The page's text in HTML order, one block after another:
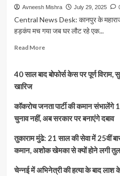
Avneesh Mishra July 29, 2025
Central News Desk: कानपुर के
हड़कंप मच गया जब घर लौट रहे एक...
Read MoreRead
कानपुर
लूट:
व्यापारी
मारपीट
कर
उड़े
40 साल बाद बोफोर्स केस पर पूर्ण विराम,
खारिज
कॉकरोच जनता पार्टी की कमान
चुनाव नहीं, अब सरकार पर बनाएंगे दबाव
तुकाराम मुंढे: 21 साल की सेवा में 25वीं
कमान, अशोक खेमका से क्यों होने लगी
चेन्नई में अभिनेत्री की हत्या के बाद